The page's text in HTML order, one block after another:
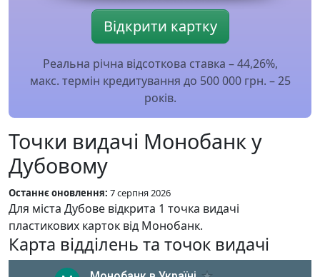
Відкрити картку
Реальна річна відсоткова ставка – 44,26%,
макс. термін кредитування до 500 000 грн. – 25
років.
Точки видачі Монобанк у
Дубовому
Останнє оновлення: 7 серпня 2026
Для міста Дубове відкрита 1 точка видачі
пластикових карток від Монобанк.
Карта відділень та точок видачі